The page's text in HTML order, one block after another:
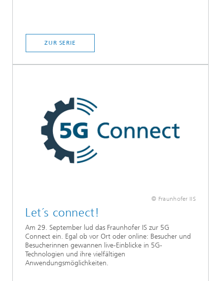
ZUR SERIE
© Fraunhofer IIS
Let´s connect!
Am 29. September lud das Fraunhofer IS zur 5G
Connect ein. Egal ob vor Ort oder online: Besucher und
Besucherinnen gewannen live-Einblicke in 5G-
Technologien und ihre vielfältigen
Anwendungsmöglichkeiten.